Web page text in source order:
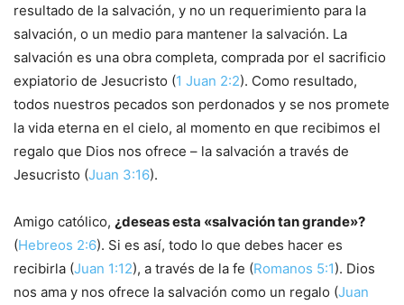
resultado de la salvación, y no un requerimiento para la
salvación, o un medio para mantener la salvación. La
salvación es una obra completa, comprada por el sacrificio
expiatorio de Jesucristo (1 Juan 2:2). Como resultado,
todos nuestros pecados son perdonados y se nos promete
la vida eterna en el cielo, al momento en que recibimos el
regalo que Dios nos ofrece – la salvación a través de
Jesucristo (Juan 3:16).
Amigo católico, ¿deseas esta «salvación tan grande»?
(Hebreos 2:6). Si es así, todo lo que debes hacer es
recibirla (Juan 1:12), a través de la fe (Romanos 5:1). Dios
nos ama y nos ofrece la salvación como un regalo (Juan